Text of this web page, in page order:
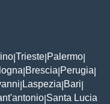
Trieste Palermo
Brescia Perugia
Laspezia Bari
Santa Lucia